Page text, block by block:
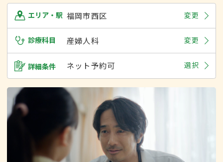
エリア・駅 福岡市西区 変更
診療科目 産婦人科 変更
詳細条件 ネット予約可 選択